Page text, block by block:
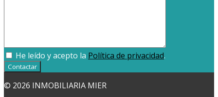
He leído y acepto la Política de privacidad.
Contactar
© 2026 INMOBILIARIA MIER